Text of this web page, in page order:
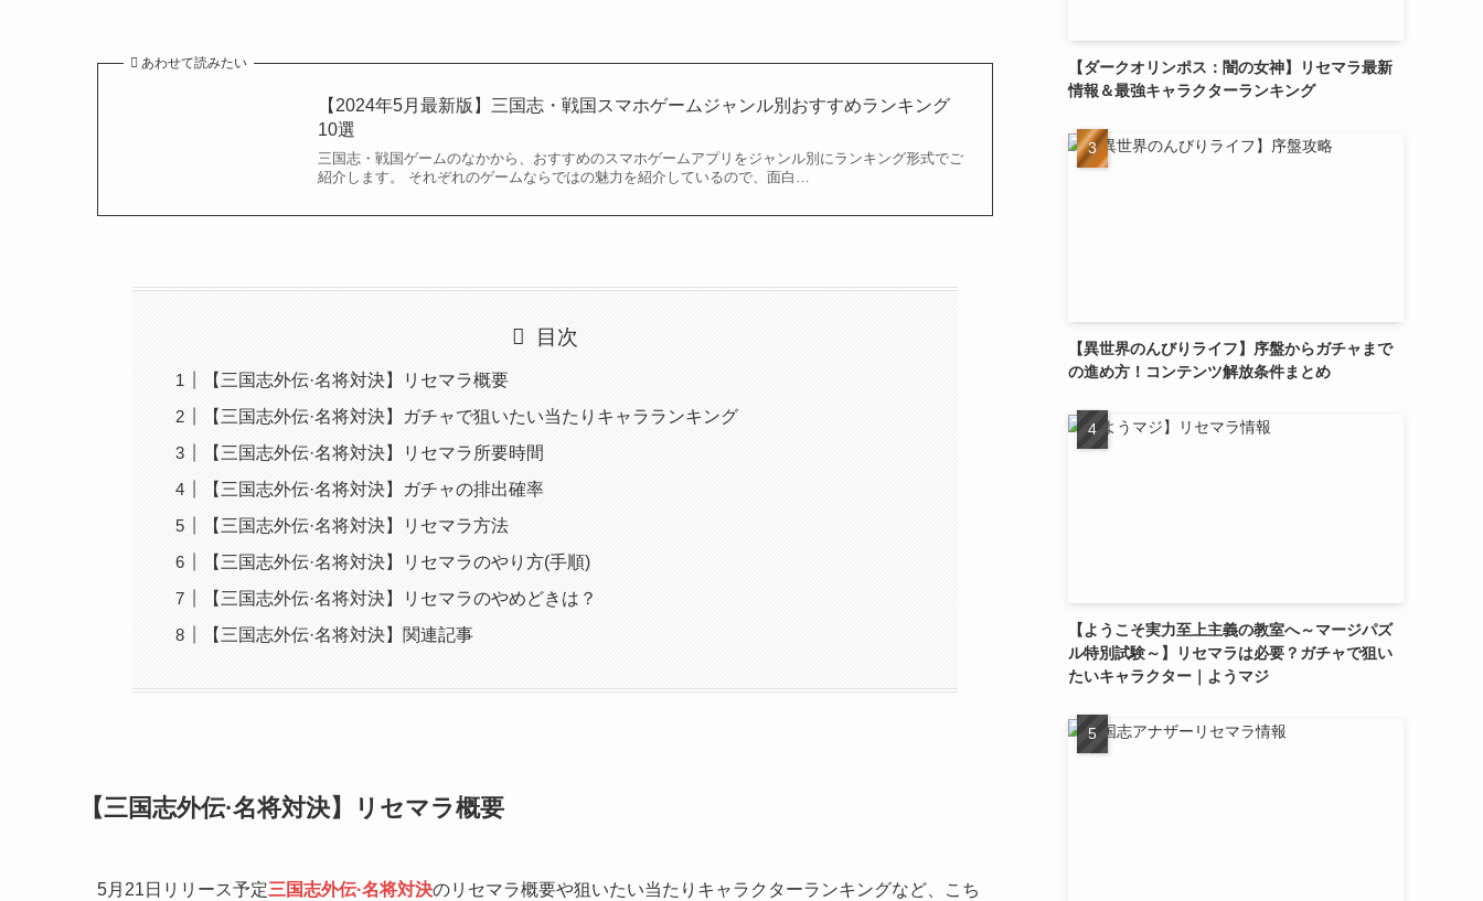
あわせて読みたい
【2024年5月最新版】三国志・戦国スマホゲームジャンル別おすすめランキング
10選
三国志・戦国ゲームのなかから、おすすめのスマホゲームアプリをジャンル別にランキング形式でご
紹介します。 それぞれのゲームならではの魅力を紹介しているので、面白…
目次
【三国志外伝·名将対決】リセマラ概要
【三国志外伝·名将対決】ガチャで狙いたい当たりキャラランキング
【三国志外伝·名将対決】リセマラ所要時間
【三国志外伝·名将対決】ガチャの排出確率
【三国志外伝·名将対決】リセマラ方法
【三国志外伝·名将対決】リセマラのやり方(手順)
【三国志外伝·名将対決】リセマラのやめどきは？
【三国志外伝·名将対決】関連記事
【三国志外伝·名将対決】リセマラ概要
5月21日リリース予定三国志外伝·名将対決のリセマラ概要や狙いたい当たりキャラクターランキングなど、こち
【ダークオリンポス：闇の女神】リセマラ最新
情報＆最強キャラクターランキング
【異世界のんびりライフ】序盤からガチャまで
の進め方！コンテンツ解放条件まとめ
【ようこそ実力至上主義の教室へ～マージパズ
ル特別試験～】リセマラは必要？ガチャで狙い
たいキャラクター｜ようマジ